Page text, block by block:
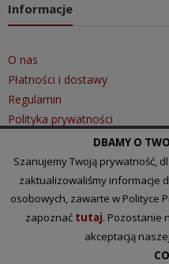
Informacje
O nas
Płatności i dostawy
Regulamin
Polityka prywatności
Szybki kontakt
Tel.: 510 097 101
biuro@lakihurt.pl
DBAMY O
Szanujemy Twoją prywatność,
zaktualizowaliśmy informacje
osobowych, zawarte w Polityce
zapoznać tutaj. Pozostanie
akceptacją